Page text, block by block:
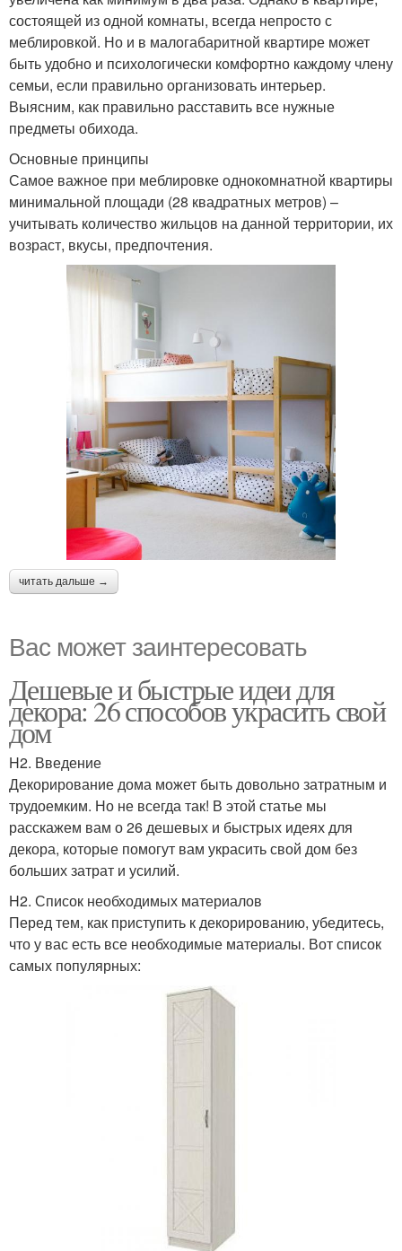
состоящей из одной комнаты, всегда непросто с
меблировкой. Но и в малогабаритной квартире может
быть удобно и психологически комфортно каждому члену
семьи, если правильно организовать интерьер.
Выясним, как правильно расставить все нужные
предметы обихода.
Основные принципы
Самое важное при меблировке однокомнатной квартиры
минимальной площади (28 квадратных метров) –
учитывать количество жильцов на данной территории, их
возраст, вкусы, предпочтения.
читать дальше →
Вас может заинтересовать
Дешевые и быстрые идеи для
декора: 26 способов украсить свой
дом
H2. Введение
Декорирование дома может быть довольно затратным и
трудоемким. Но не всегда так! В этой статье мы
расскажем вам о 26 дешевых и быстрых идеях для
декора, которые помогут вам украсить свой дом без
больших затрат и усилий.
H2. Список необходимых материалов
Перед тем, как приступить к декорированию, убедитесь,
что у вас есть все необходимые материалы. Вот список
самых популярных: